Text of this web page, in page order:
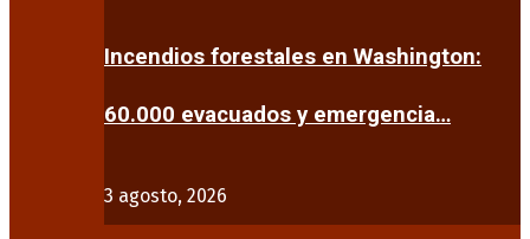
Incendios forestales en Washington:
60.000 evacuados y emergencia…
3 agosto, 2026